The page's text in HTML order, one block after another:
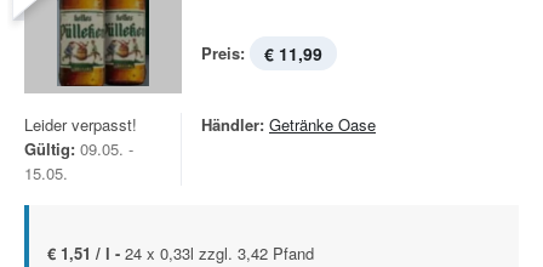
Preis: € 11,99
Leider verpasst!
Gültig: 09.05. -
15.05.
Händler: Getränke Oase
€ 1,51 / l - 24 x 0,33l zzgl. 3,42 Pfand